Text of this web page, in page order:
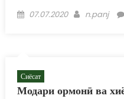
Posted on
07.07.2020 Author
n.panj
Сиёсат
Модари ормонӣ ва